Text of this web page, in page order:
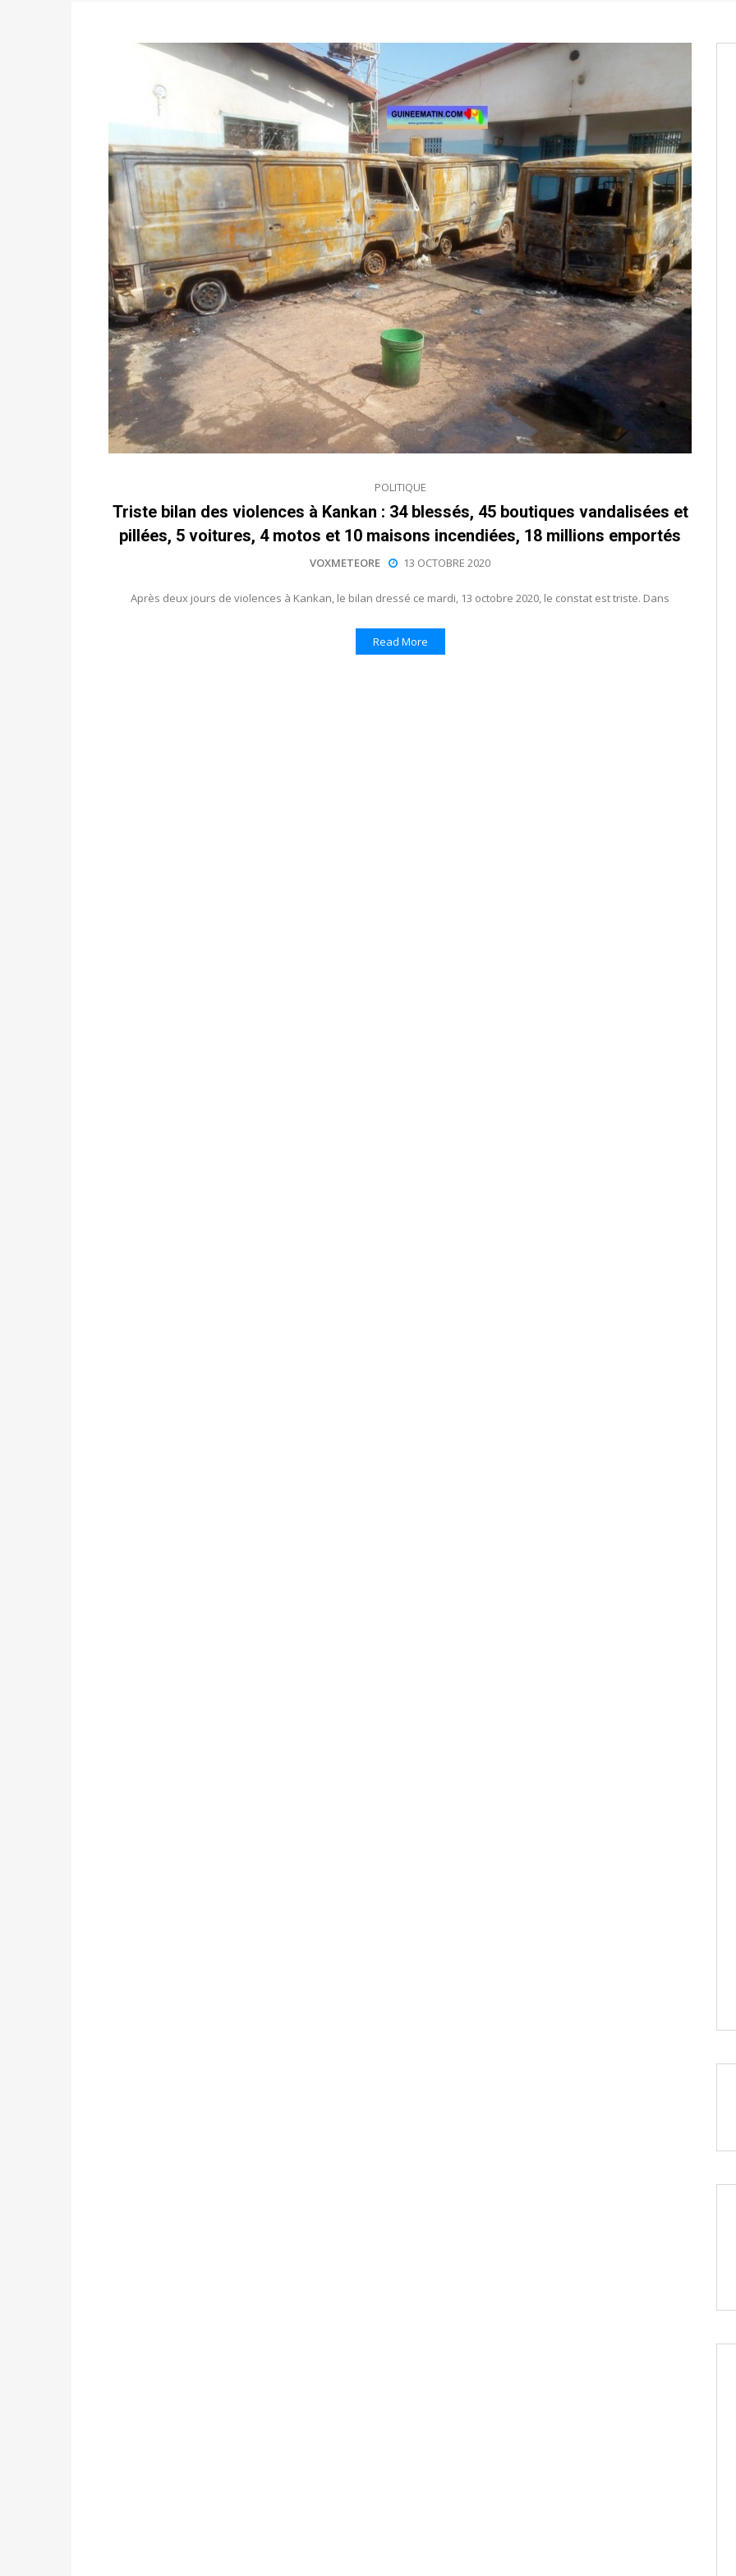
Politique-Candidats : désignez vos représentants aux CACV (centralisation
des votes) avant le 16 mai à 16h
Double scrutin du 31 mai : retrait des cartes d’électeurs possible
du 16 au 31 mai 2026
Politique - Délégués de bureaux de vote : vos informations à transmettre
avant le 16 mai 2026 à 16h
Politique Proclamation des résultats globaux provisoires et des
statistiques des législatives et communales : ce 4 juin à 18h
POLITIQUE
Triste bilan des violences à Kankan : 34 blessés, 45 boutiques vandalisées et
pillées, 5 voitures, 4 motos et 10 maisons incendiées, 18 millions emportés
VOXMETEORE 13 OCTOBRE 2020
Après deux jours de violences à Kankan, le bilan dressé ce mardi, 13 octobre 2020, le constat est triste. Dans
Read More